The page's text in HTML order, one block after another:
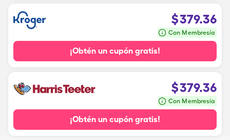
$379.36
Con Membresía
¡Obtén un cupón gratis!
$379.36
Con Membresía
¡Obtén un cupón gratis!